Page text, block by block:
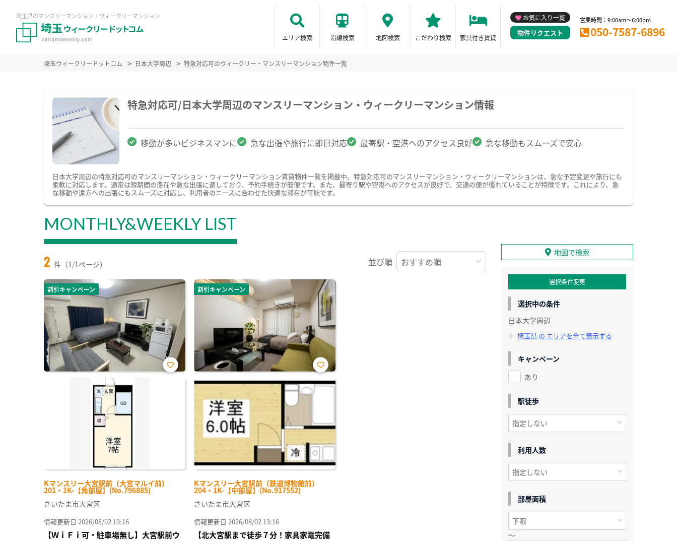
埼玉県のマンスリーマンション・ウィークリーマンション
エリア検索 沿線検索 地図検索 こだわり検索 家具付き賃貸
お気に入り一覧
物件リクエスト
営業時間：9:00am～6:00pm
050-7587-6896
埼玉ウィークリードットコム 日本大学周辺 特急対応可のウィークリー・マンスリーマンション物件一覧
特急対応可/日本大学周辺のマンスリーマンション・ウィークリーマンション情報
移動が多いビジネスマンに 急な出張や旅行に即日対応 最寄駅・空港へのアクセス良好 急な移動もスムーズで安心
日本大学周辺の特急対応可のマンスリーマンション・ウィークリーマンション賃貸物件一覧を掲載中。特急対応可のマンスリーマンション・ウィークリーマンションは、急な予定変更や旅行にも
柔軟に対応します。通常は短期間の滞在や急な出張に適しており、予約手続きが簡便です。また、最寄り駅や空港へのアクセスが良好で、交通の便が優れていることが特徴です。これにより、急
な移動や遠方への出張にもスムーズに対応し、利用者のニーズに合わせた快適な滞在が可能です。
MONTHLY&WEEKLY LIST
2 件（1/1ページ） 並び順
割引キャンペーン
Kマンスリー大宮駅前（大宮マルイ前）
201・1K-【角部屋】(No.796885)
お気
さいたま市大宮区
情報更新日 2026/08/02 13:16
【ＷｉＦｉ可・駐車場無し】大宮駅前ウ
割引キャンペーン
Kマンスリー大宮駅前（鉄道博物館前）
204・1K-【中部屋】(No.917552)
お気
に入
り登
さいたま市大宮区
情報更新日 2026/08/02 13:16
【北大宮駅まで徒歩７分！家具家電完備
地図で検索
選択条件変更
選択中の条件
日本大学周辺
埼玉県 の エリアを全て表示する
キャンペーン
あり
駅徒歩
利用人数
部屋面積
～